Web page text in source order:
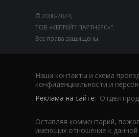
© 2000-2024,
ТОВ «КЕПРЕЙТ ПАРТНЕРС»".
Все права защищены.
Наши контакты и схема
конфиденциальности и
Реклама на сайте: Отдел
Оставляя комментарий,
имеющих отношение к данной